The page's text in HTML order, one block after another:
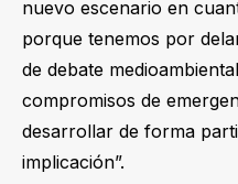
nuevo escenario en
porque tenemos por
de debate
compromisos de
desarrollar de forma
implicación”.